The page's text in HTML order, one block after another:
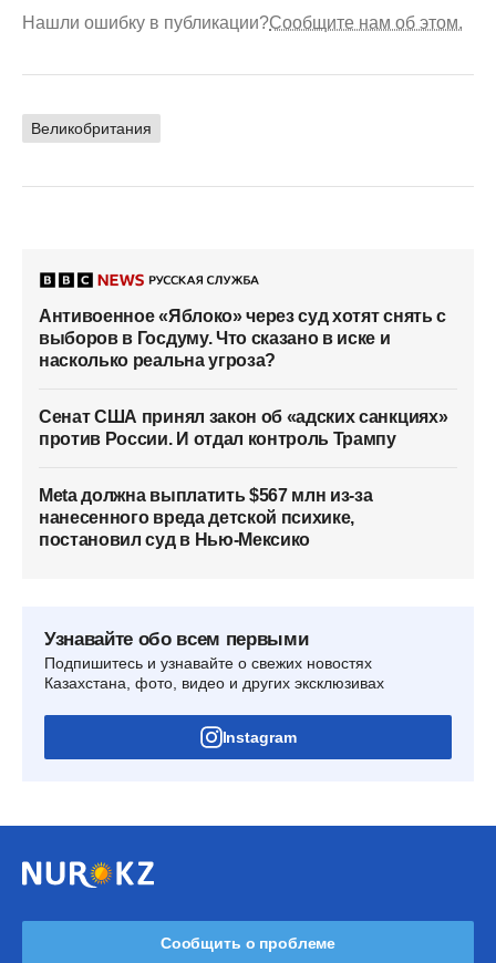
Нашли ошибку в публикации?Сообщите нам об этом.
Великобритания
Антивоенное «Яблоко» через суд хотят снять с
выборов в Госдуму. Что сказано в иске и
насколько реальна угроза?
Сенат США принял закон об «адских санкциях»
против России. И отдал контроль Трампу
Meta должна выплатить $567 млн из-за
нанесенного вреда детской психике,
постановил суд в Нью-Мексико
Узнавайте обо всем первыми
Подпишитесь и узнавайте о свежих новостях
Казахстана, фото, видео и других эксклюзивах
Instagram
Сообщить о проблеме